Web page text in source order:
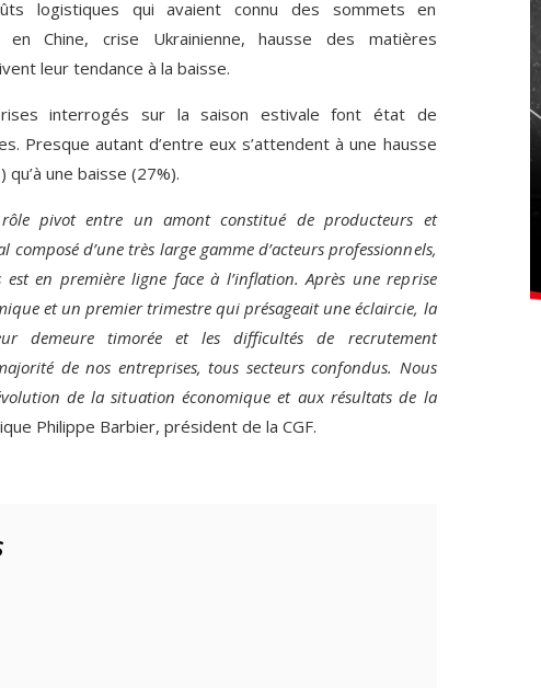
logistiques qui avaient connu des sommets en
en Chine, crise Ukrainienne, hausse des matières
leur tendance à la baisse.
interrogés sur la saison estivale font état de
Presque autant d’entre eux s’attendent à une hausse
une baisse (27%).
pivot entre un amont constitué de producteurs et
composé d’une très large gamme d’acteurs professionnels,
est en première ligne face à l’inflation. Après une reprise
et un premier trimestre qui présageait une éclaircie, la
demeure timorée et les difficultés de recrutement
de nos entreprises, tous secteurs confondus. Nous
de la situation économique et aux résultats de la
Philippe Barbier, président de la CGF.